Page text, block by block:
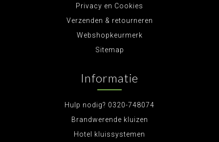
Privacy en Cookies
Verzenden & retourneren
Webshopkeurmerk
Sitemap
Informatie
Hulp nodig? 0320-748074
Brandwerende kluizen
Hotel kluissystemen